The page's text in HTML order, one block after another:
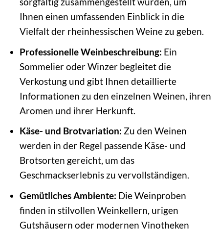
Ihnen einen umfassenden Einblick in die
Vielfalt der rheinhessischen Weine zu geben.
Professionelle Weinbeschreibung: Ein
Sommelier oder Winzer begleitet die
Verkostung und gibt Ihnen detaillierte
Informationen zu den einzelnen Weinen, ihren
Aromen und ihrer Herkunft.
Käse- und Brotvariation: Zu den Weinen
werden in der Regel passende Käse- und
Brotsorten gereicht, um das
Geschmackserlebnis zu vervollständigen.
Gemütliches Ambiente: Die Weinproben
finden in stilvollen Weinkellern, urigen
Gutshäusern oder modernen Vinotheken